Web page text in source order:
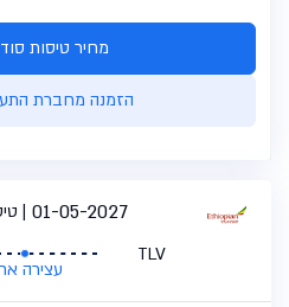
מחיר טיסות סודיות
הזמנה מחברת
01-05-2027
TLV
עצירה